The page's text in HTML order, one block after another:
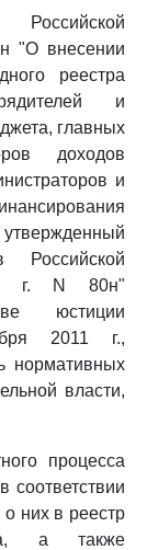
"О внесении
реестра
и
главных
доходов
и
Российской
г. N 80н"
юстиции
2011 г.,
нормативных
власти,
процесса
соответствии
них в реестр
а также